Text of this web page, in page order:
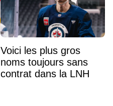
Voici les plus gros
noms toujours sans
contrat dans la LNH